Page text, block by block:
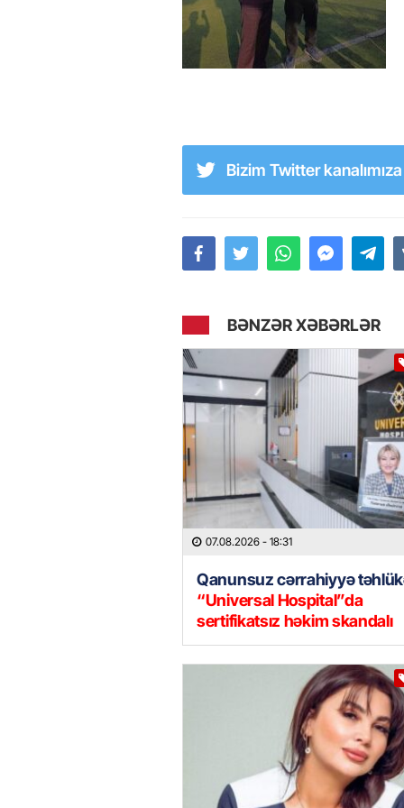
Bizim Twitter
BƏNZƏR XƏBƏRLƏR
07.08.2026 - 18:31
Qanunsuz cərrahiyyə
“Universal Hospital”da
sertifikatsız həkim skandalı